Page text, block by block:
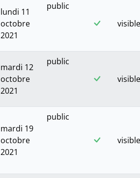
lundi 11
octobre
2021
public
visible
mardi 12
octobre
2021
public
visible
mardi 19
octobre
2021
public
visible